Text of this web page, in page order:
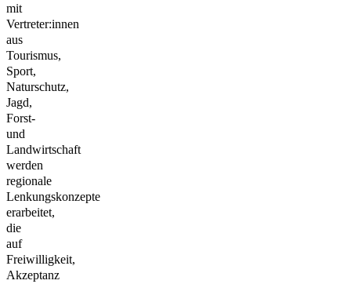
mit
Vertreter:innen
aus
Tourismus,
Sport,
Naturschutz,
Jagd,
Forst-
und
Landwirtschaft
werden
regionale
Lenkungskonzepte
erarbeitet,
die
auf
Freiwilligkeit,
Akzeptanz